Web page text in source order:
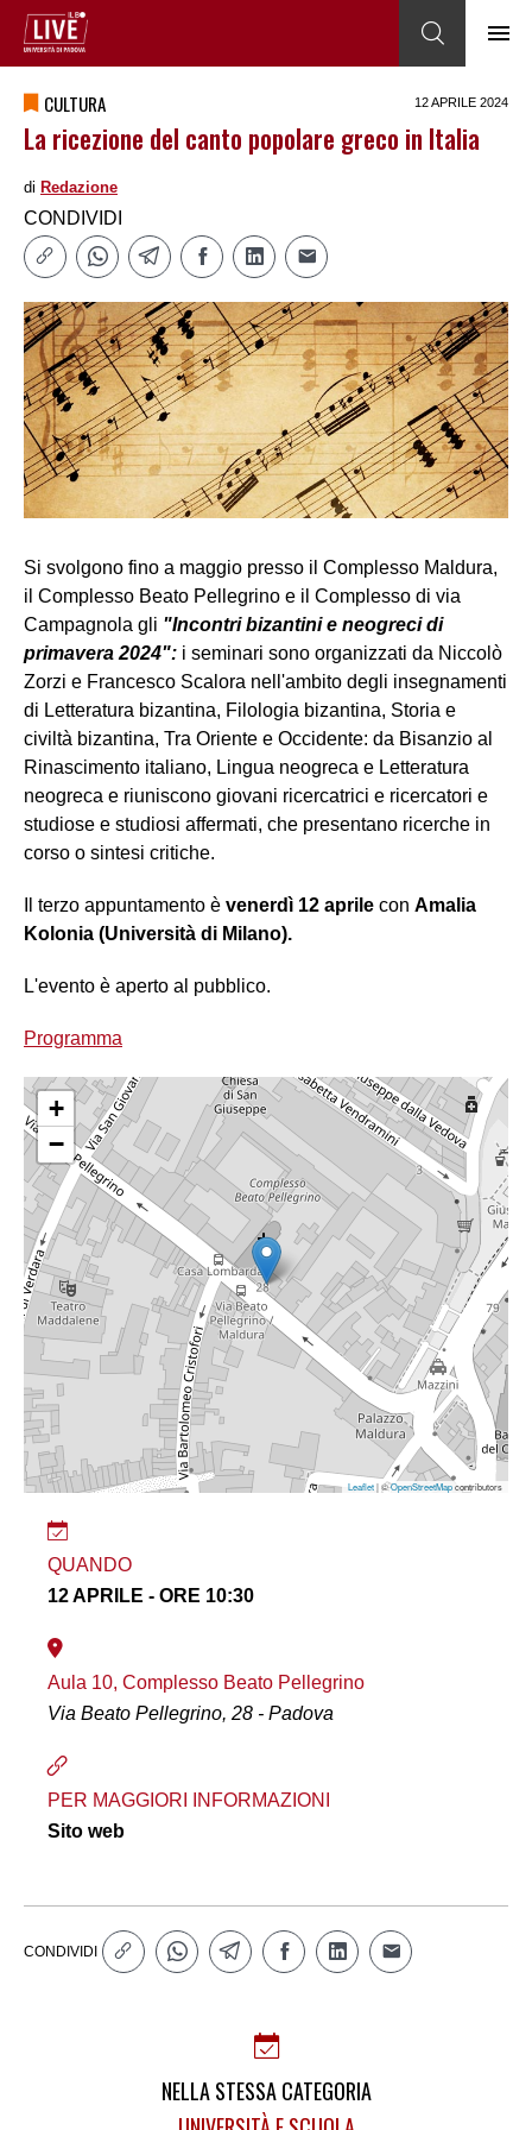
CULTURA 12 APRILE 2024
La ricezione del canto popolare greco in Italia
di Redazione
CONDIVIDI
Si svolgono fino a maggio presso il Complesso Maldura,
il Complesso Beato Pellegrino e il Complesso di via
Campagnola gli "Incontri bizantini e neogreci di
primavera 2024": i seminari sono organizzati da Niccolò
Zorzi e Francesco Scalora nell'ambito degli insegnamenti
di Letteratura bizantina, Filologia bizantina, Storia e
civiltà bizantina, Tra Oriente e Occidente: da Bisanzio al
Rinascimento italiano, Lingua neogreca e Letteratura
neogreca e riuniscono giovani ricercatrici e ricercatori e
studiose e studiosi affermati, che presentano ricerche in
corso o sintesi critiche.
Il terzo appuntamento è venerdì 12 aprile con Amalia
Kolonia (Università di Milano).
L'evento è aperto al pubblico.
Programma
+
−
Leaflet| ©OpenStreetMapcontributors
QUANDO
12 APRILE - ORE 10:30
Aula 10, Complesso Beato Pellegrino
Via Beato Pellegrino, 28 - Padova
PER MAGGIORI INFORMAZIONI
Sito web
CONDIVIDI
NELLA STESSA CATEGORIA